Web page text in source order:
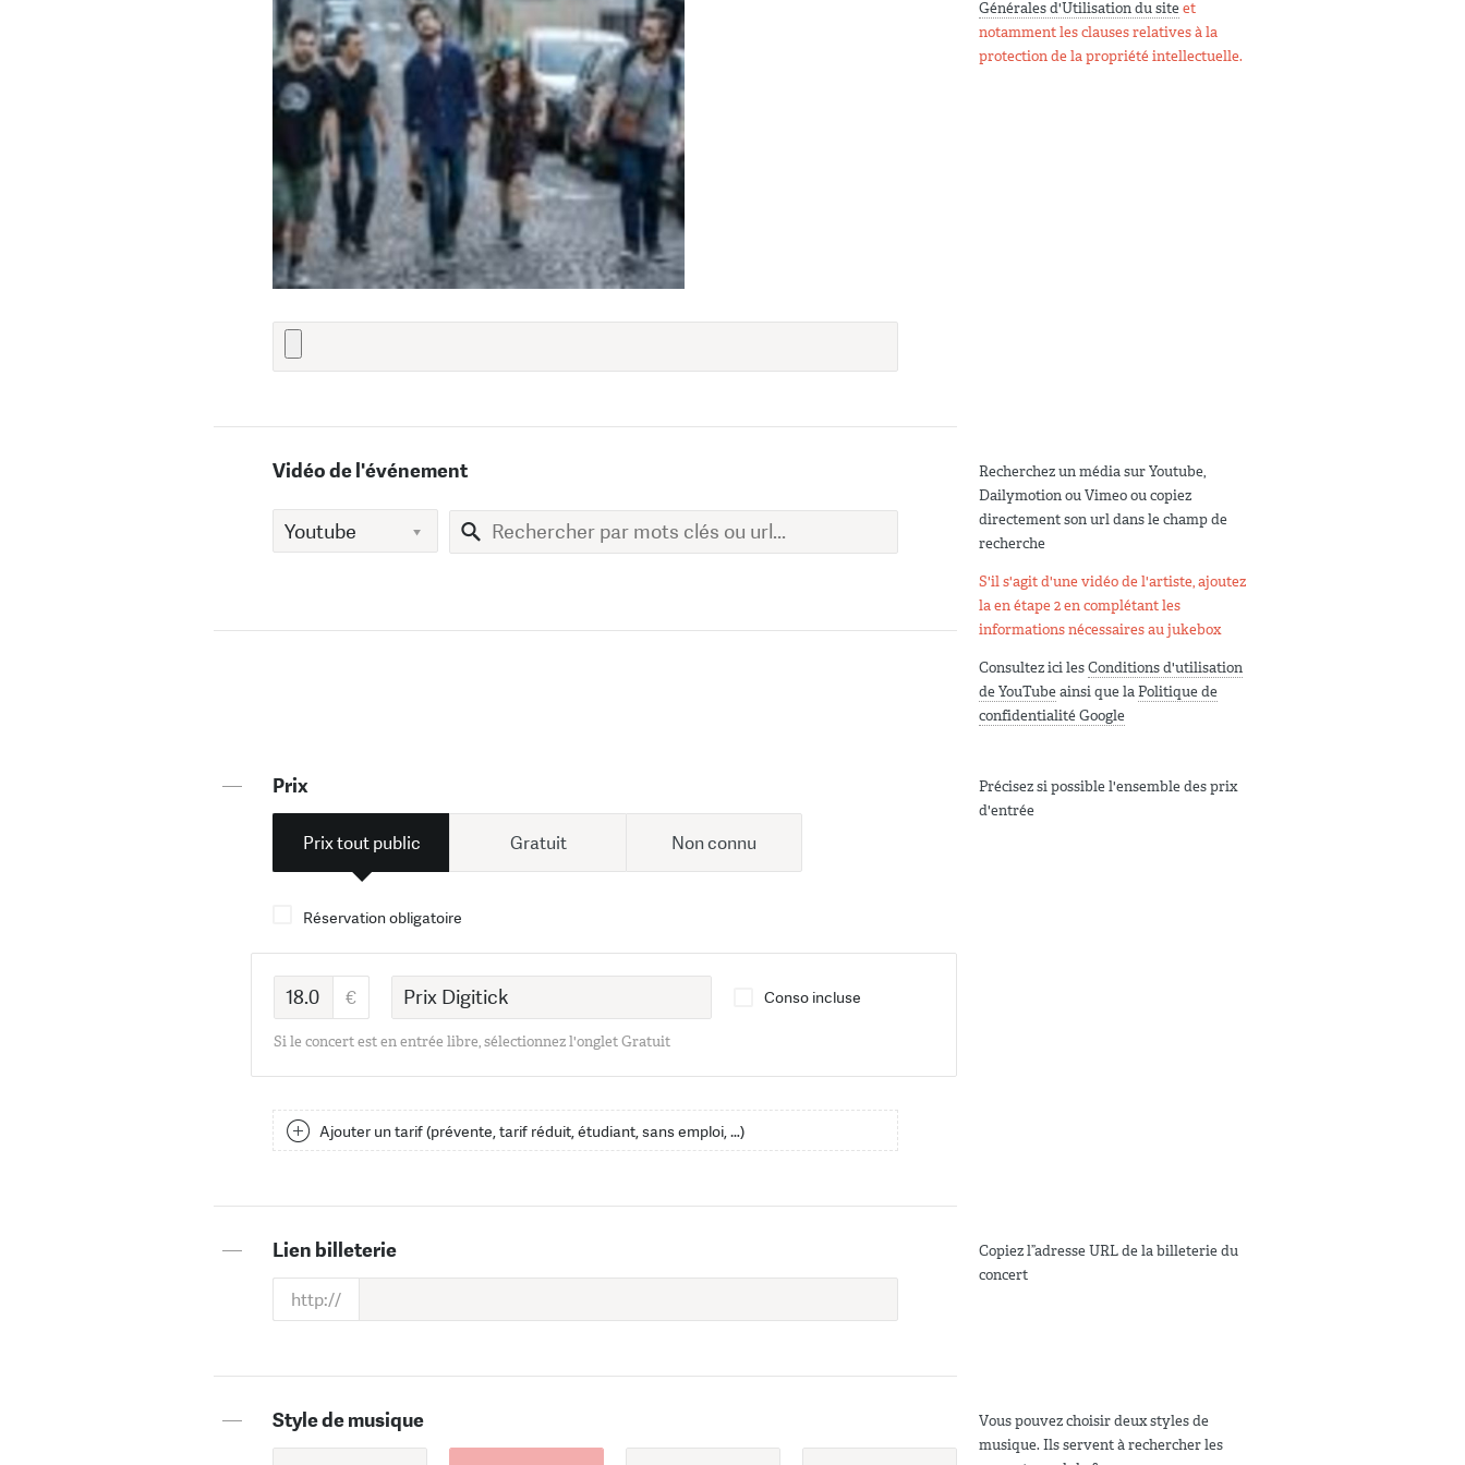
Générales d'Utilisation du siteet
notamment les clauses relatives à la
protection de la propriété intellectuelle.
Vidéo de l'événement
Recherchez un média sur Youtube,
Dailymotion ou Vimeo ou copiez
directement son url dans le champ de
recherche
S'il s'agit d'une vidéo de l'artiste, ajoutez
la en étape 2 en complétant les
informations nécessaires au jukebox
Consultez ici lesConditions d'utilisation
de YouTubeainsi que laPolitique de
confidentialité Google
— Prix
Prix tout public Gratuit Non connu
Réservation obligatoire
Conso incluse
Si le concert est en entrée libre, sélectionnez l'onglet Gratuit
Ajouter un tarif (prévente, tarif réduit, étudiant, sans emploi, …)
Précisez si possible l'ensemble des prix
d'entrée
— Lien billeterie
Copiez l”adresse URL de la billeterie du
concert
— Style de musique
Vous pouvez choisir deux styles de
musique. Ils servent à rechercher les